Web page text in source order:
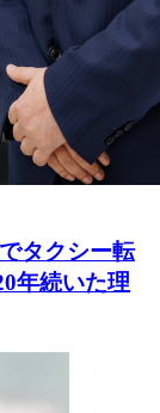
タクシー転
年続いた理